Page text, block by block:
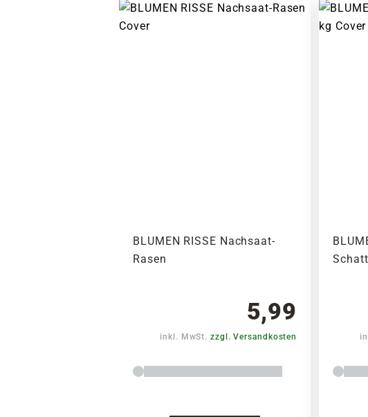
BLUMEN RISSE Nachsaat-
Rasen
5,99
inkl. MwSt.zzgl. Versandkosten